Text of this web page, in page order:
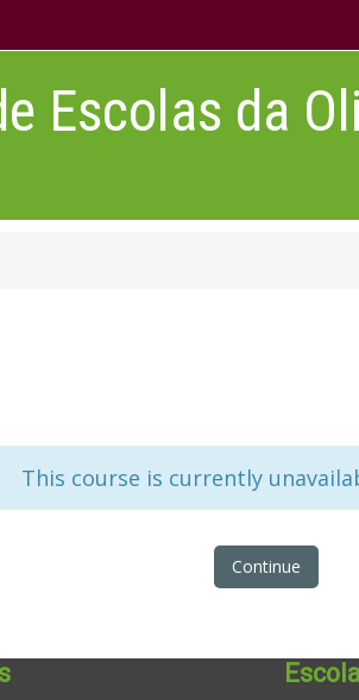
Escolas da
This course is currently
Continue